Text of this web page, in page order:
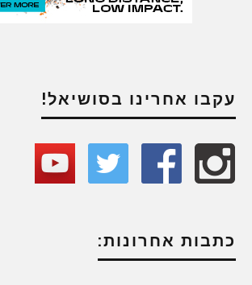
עקבו אחרינו בסושיאל!
כתבות אחרונות: